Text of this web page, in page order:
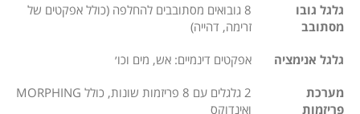
גלגל גובו
מסתובב
8 גובואים מסתובבים להחלפה (כולל אפקטים של
זרימה, דהייה)
גלגל אנימציה אפקטים דינמיים: אש, מים וכו׳
מערכת
פריזמות
2 גלגלים עם 8 פריזמות שונות, כולל MORPHING
ואינדוקס